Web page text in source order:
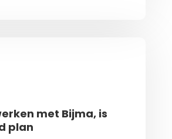
met Bijma, is
plan